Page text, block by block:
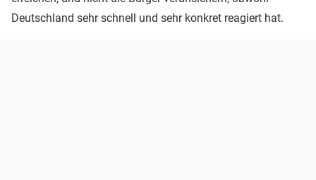
Deutschland sehr schnell und sehr konkret reagiert hat.